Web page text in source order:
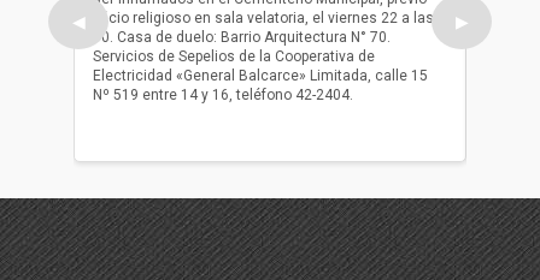
◀
oficio religioso en sala velatoria, el viernes 22 a las
10. Casa de duelo: Barrio Arquitectura N° 70.
Servicios de Sepelios de la Cooperativa de
Electricidad «General Balcarce» Limitada, calle 15
Nº 519 entre 14 y 16, teléfono 42-2404.
ser
oficio
▶